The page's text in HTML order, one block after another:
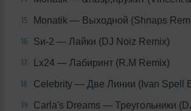
15 Monatik — Выходной (Shnaps
16 Ѕи-2 — Лайки (DJ Noiz Remix)
17 Lx24 — Лабиринт (R.M Remix)
18 Celebrity — Две Линии (Ivan Spell
19 Carla's Dreams — Треугольники